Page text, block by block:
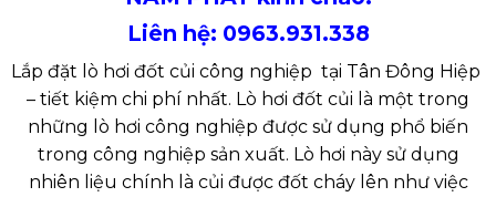
Liên hệ: 0963.931.338
Lắp đặt lò hơi đốt củi công nghiệp tại Tân Đông Hiệp
– tiết kiệm chi phí nhất. Lò hơi đốt củi là một trong
những lò hơi công nghiệp được sử dụng phổ biến
trong công nghiệp sản xuất. Lò hơi này sử dụng
nhiên liệu chính là củi được đốt cháy lên như việc